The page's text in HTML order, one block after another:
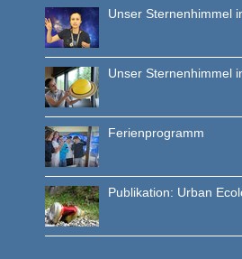
Unser Sternenhimmel
Unser Sternenhimmel
Ferienprogramm
Publikation: Urban